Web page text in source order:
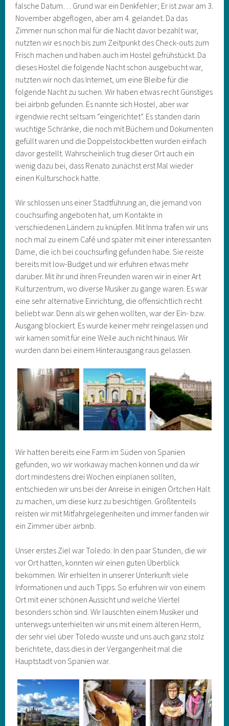
falsche Datum… Grund war ein Denkfehler; Er ist zwar am 3.
November abgeflogen, aber am 4. gelandet. Da das
Zimmer nun schon mal für die Nacht davor bezahlt war,
nutzten wir es noch bis zum Zeitpunkt des Check-outs zum
Frisch machen und haben auch im Hostel gefrühstückt. Da
dieses Hostel die folgende Nacht schon ausgebucht war,
nutzten wir noch das Internet, um eine Bleibe für die
folgende Nacht zu suchen. Wir haben etwas recht Günstiges
bei airbnb gefunden. Es nannte sich Hostel, aber war
irgendwie recht seltsam “eingerichtet”. Es standen darin
wuchtige Schränke, die noch mit Büchern und Dokumenten
gefüllt waren und die Doppelstockbetten wurden einfach
davor gestellt. Wahrscheinlich trug dieser Ort auch ein
wenig dazu bei, dass Renato zunächst erst Mal wieder
einen Kulturschock hatte.
Wir schlossen uns einer Stadtführung an, die jemand von
couchsurfing angeboten hat, um Kontakte in
verschiedenen Ländern zu knüpfen. Mit Inma trafen wir uns
noch mal zu einem Café und später mit einer interessanten
Dame, die ich bei couchsurfing gefunden habe. Sie reiste
bereits mit low-Budget und wir erfuhren etwas mehr
darüber. Mit ihr und ihren Freunden waren wir in einer Art
Kulturzentrum, wo diverse Musiker zu gange waren. Es war
eine sehr alternative Einrichtung, die offensichtlich recht
beliebt war. Denn als wir gehen wollten, war der Ein- bzw.
Ausgang blockiert. Es wurde keiner mehr reingelassen und
wir kamen somit für eine Weile auch nicht hinaus. Wir
wurden dann bei einem Hinterausgang raus gelassen.
Wir hatten bereits eine Farm im Süden von Spanien
gefunden, wo wir workaway machen können und da wir
dort mindestens drei Wochen einplanen sollten,
entschieden wir uns bei der Anreise in einigen Örtchen Halt
zu machen, um diese kurz zu besichtigen. Größtenteils
reisten wir mit Mitfahrgelegenheiten und immer fanden wir
ein Zimmer über airbnb.
Unser erstes Ziel war Toledo. In den paar Stunden, die wir
vor Ort hatten, konnten wir einen guten Überblick
bekommen. Wir erhielten in unserer Unterkunft viele
Informationen und auch Tipps. So erfuhren wir von einem
Ort mit einer schönen Aussicht und welche Viertel
besonders schön sind. Wir lauschten einem Musiker und
unterwegs unterhielten wir uns mit einem älteren Herrn,
der sehr viel über Toledo wusste und uns auch ganz stolz
berichtete, dass dies in der Vergangenheit mal die
Hauptstadt von Spanien war.